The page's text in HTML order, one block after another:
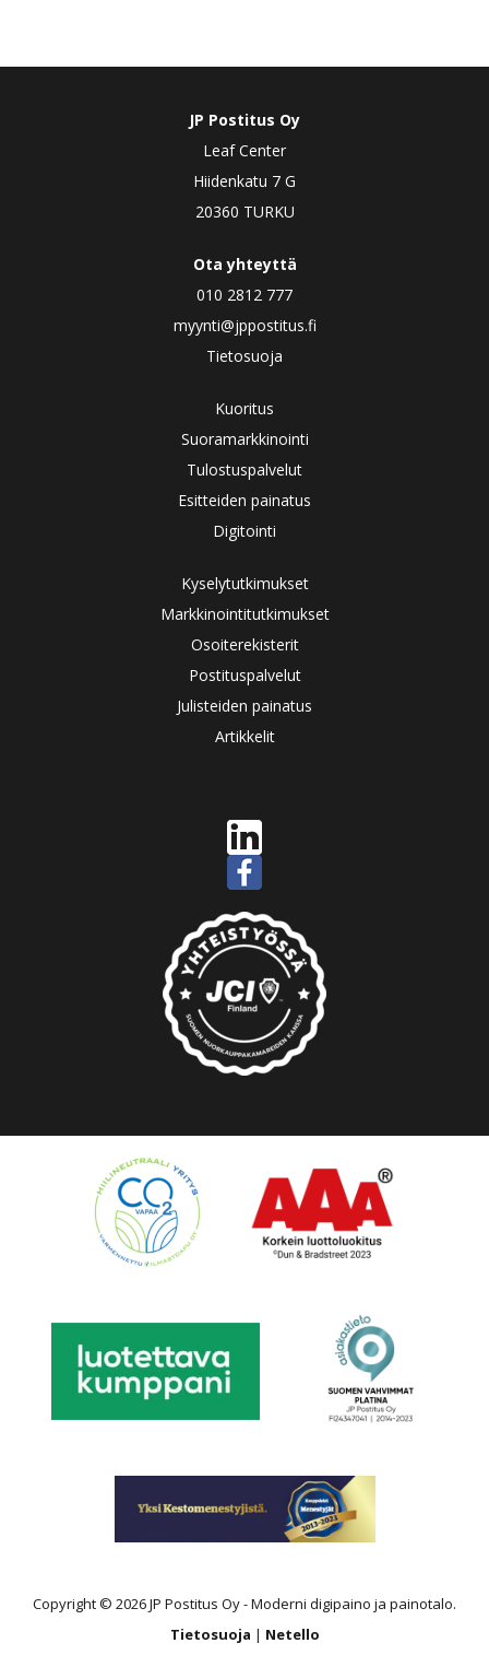
JP Postitus Oy
Leaf Center
Hiidenkatu 7 G
20360 TURKU
Ota yhteyttä
010 2812 777
myynti@jppostitus.fi
Tietosuoja
Kuoritus
Suoramarkkinointi
Tulostuspalvelut
Esitteiden painatus
Digitointi
Kyselytutkimukset
Markkinointitutkimukset
Osoiterekisterit
Postituspalvelut
Julisteiden painatus
Artikkelit
Copyright © 2026 JP Postitus Oy - Moderni digipaino ja painotalo.
Tietosuoja | Netello